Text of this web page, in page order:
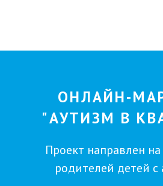
ОНЛАЙН-
"АУТИЗМ В
Проект направлен
родителей детей с